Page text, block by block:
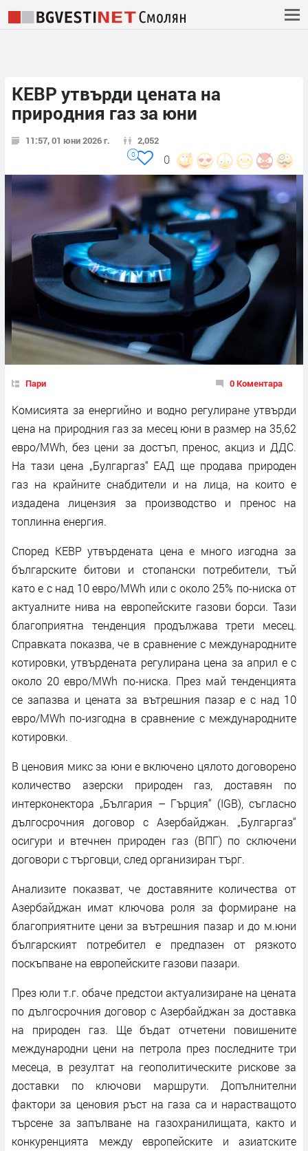
КЕВР утвърди цената на
природния газ за юни
11:57, 01 юни 2026 г. 2,052
0
0
Пари 0 Коментара
Комисията за енергийно и водно регулиране утвърди
цена на природния газ за месец юни в размер на 35,62
евро/MWh, без цени за достъп, пренос, акциз и ДДС.
На тази цена „Булгаргаз“ ЕАД ще продава природен
газ на крайните снабдители и на лица, на които е
издадена лицензия за производство и пренос на
топлинна енергия.
Според КЕВР утвърдената цена е много изгодна за
българските битови и стопански потребители, тъй
като е с над 10 евро/MWh или с около 25% по-ниска от
актуалните нива на европейските газови борси. Тази
благоприятна тенденция продължава трети месец.
Справката показва, че в сравнение с международните
котировки, утвърдената регулирана цена за април е с
около 20 евро/MWh по-ниска. През май тенденцията
се запазва и цената за вътрешния пазар е с над 10
евро/MWh по-изгодна в сравнение с международните
котировки.
В ценовия микс за юни е включено цялото договорено
количество азерски природен газ, доставян по
интерконектора „България – Гърция“ (IGB), съгласно
дългосрочния договор с Азербайджан. „Булгаргаз“
осигури и втечнен природен газ (ВПГ) по сключени
договори с търговци, след организиран търг.
Анализите показват, че доставяните количества от
Азербайджан имат ключова роля за формиране на
благоприятните цени за вътрешния пазар и до м.юни
българският потребител е предпазен от рязкото
поскъпване на европейските газови пазари.
През юли т.г. обаче предстои актуализиране на цената
по дългосрочния договор с Азербайджан за доставка
на природен газ. Ще бъдат отчетени повишените
международни цени на петрола през последните три
месеца, в резултат на геополитическите рискове за
доставки по ключови маршрути. Допълнителни
фактори за ценовия ръст на газа са и нарастващото
търсене за запълване на газохранилищата, както и
конкуренцията между европейските и азиатските